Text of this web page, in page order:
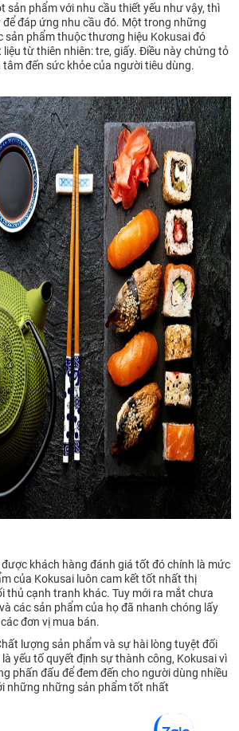
sản phẩm với nhu cầu thiết yếu như vậy, thì
để đáp ứng nhu cầu đó. Một trong những
sản phẩm thuộc thương hiệu Kokusai đó
từ thiên nhiên: tre, giấy. Điều này chứng tỏ
đến sức khỏe của người tiêu dùng.
khách hàng đánh giá tốt đó chính là mức
của Kokusai luôn cam kết tốt nhất thị
thủ cạnh tranh khác. Tuy mới ra mắt chưa
các sản phẩm của họ đã nhanh chóng lấy
đơn vị mua bán.
lượng sản phẩm và sự hài lòng tuyệt đối
yếu tố quyết định sự thành công, Kokusai vì
phấn đấu để đem đến cho người dùng nhiều
những những sản phẩm tốt nhất